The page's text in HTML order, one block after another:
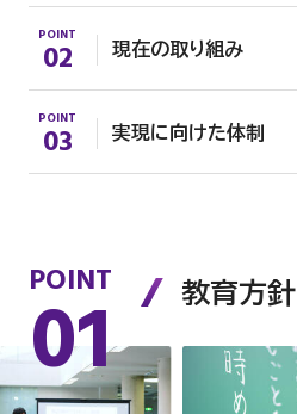
POINT
02 現在の取り組み
POINT
03 実現に向けた体制
POINT
01 教育方針